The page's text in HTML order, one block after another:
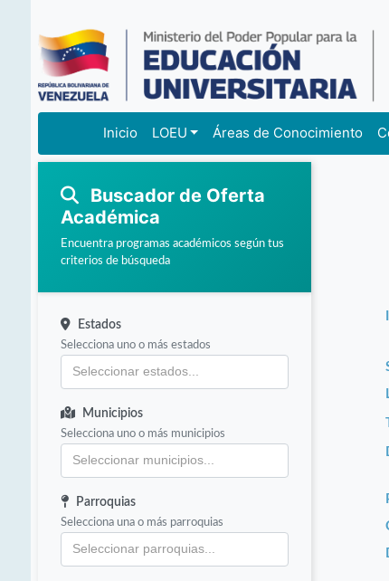
Inicio LOEU Áreas de Conocimiento
Buscador de Oferta
Académica
Encuentra programas académicos según tus
criterios de búsqueda
Estados
Selecciona uno o más estados
Municipios
Selecciona uno o más municipios
Parroquias
Selecciona una o más parroquias